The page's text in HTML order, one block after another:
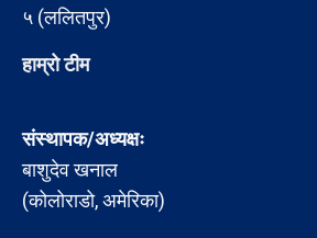
५ (ललितपुर)
हाम्रो टीम
संस्थापक/अध्यक्षः
बाशुदेव खनाल
(कोलोराडो, अमेरिका)